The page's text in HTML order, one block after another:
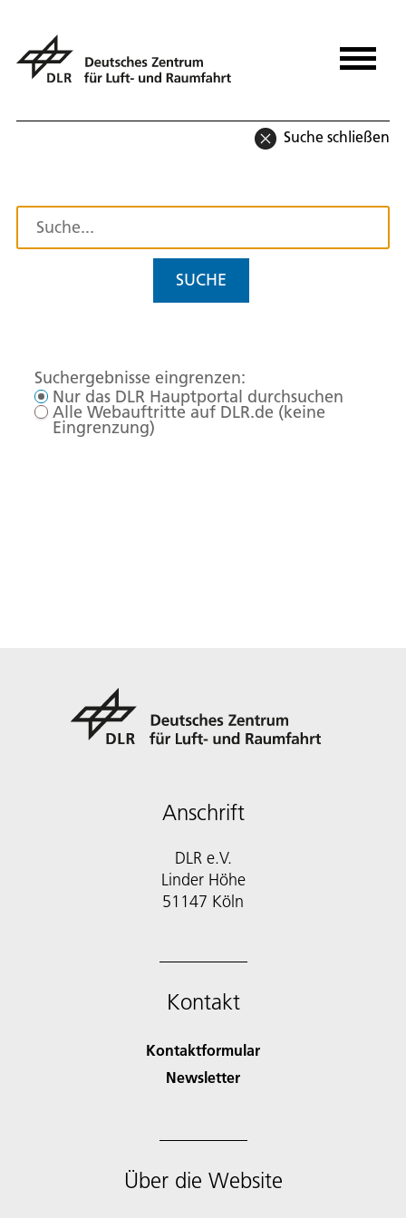
Suche schließen
SUCHE
Suchergebnisse eingrenzen:
Nur das DLR Hauptportal durchsuchen
Alle Webauftritte auf DLR.de (keine
Eingrenzung)
Anschrift
DLR e.V.
Linder Höhe
51147 Köln
Kontakt
Kontaktformular
Newsletter
Über die Website